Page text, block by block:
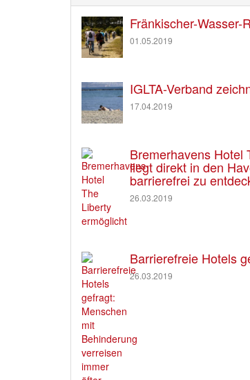
Fränkischer-
01.05.2019
IGLTA-Verband
17.04.2019
Bremerhavens Hotel
liegt direkt in den
barrierefrei zu
26.03.2019
Barrierefreie Hotels
26.03.2019